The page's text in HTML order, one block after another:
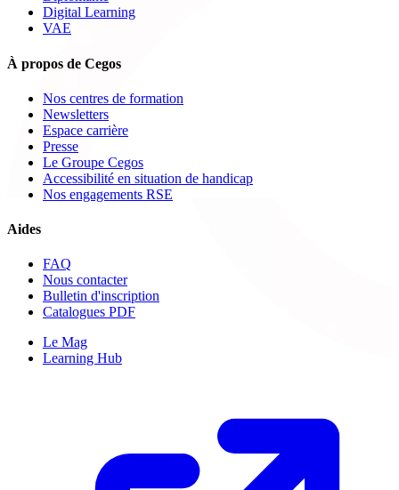
Digital Learning
VAE
À propos de Cegos
Nos centres de formation
Newsletters
Espace carrière
Presse
Le Groupe Cegos
Accessibilité en situation de handicap
Nos engagements RSE
Aides
FAQ
Nous contacter
Bulletin d'inscription
Catalogues PDF
Le Mag
Learning Hub